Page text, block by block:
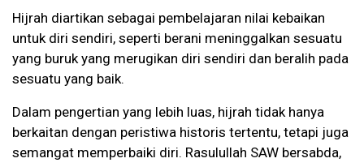
Hijrah diartikan sebagai pembelajaran nilai kebaikan
untuk diri sendiri, seperti berani meninggalkan sesuatu
yang buruk yang merugikan diri sendiri dan beralih pada
sesuatu yang baik.
Dalam pengertian yang lebih luas, hijrah tidak hanya
berkaitan dengan peristiwa historis tertentu, tetapi juga
semangat memperbaiki diri. Rasulullah SAW bersabda,